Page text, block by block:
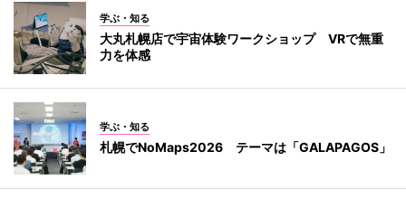
学ぶ・知る
大丸札幌店で宇宙体験ワークショップ VRで無重
力を体感
学ぶ・知る
札幌でNoMaps2026 テーマは「GALAPAGOS」